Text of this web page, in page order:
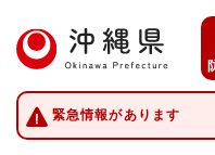
緊急情報があります